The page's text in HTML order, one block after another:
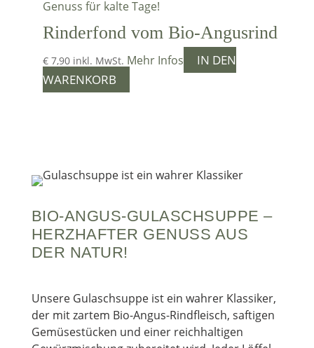
Rinderfond vom Bio-Angusrind
€7,90 inkl. MwSt. Mehr Infos
IN DEN
WARENKORB
BIO-ANGUS-GULASCHSUPPE –
HERZHAFTER GENUSS AUS
DER NATUR!
Unsere Gulaschsuppe ist ein wahrer Klassiker,
der mit zartem Bio-Angus-Rindfleisch, saftigen
Gemüsestücken und einer reichhaltigen